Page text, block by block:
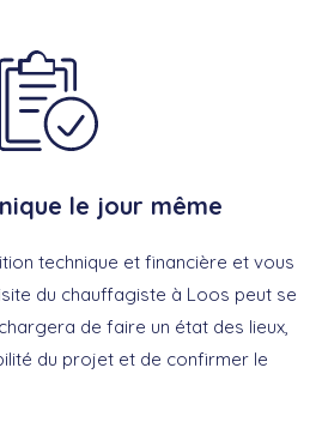
le jour même
technique et financière et vous
du chauffagiste à Loos peut se
de faire un état des lieux,
du projet et de confirmer le